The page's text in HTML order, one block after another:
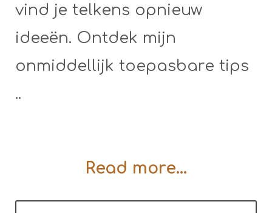
vind je telkens opnieuw
ideeën. Ontdek mijn
onmiddellijk toepasbare tips
..
Read more...